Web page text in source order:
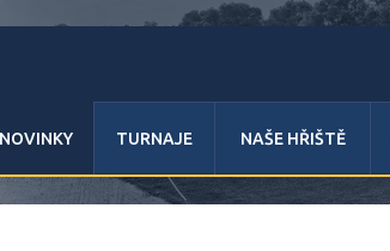
NOVINKY TURNAJE NAŠE HŘIŠTĚ